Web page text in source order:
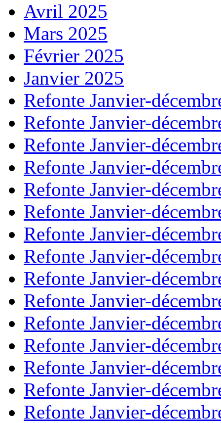
Avril 2025
Mars 2025
Février 2025
Janvier 2025
Refonte Janvier-
Refonte Janvier-
Refonte Janvier-
Refonte Janvier-
Refonte Janvier-
Refonte Janvier-
Refonte Janvier-
Refonte Janvier-
Refonte Janvier-
Refonte Janvier-
Refonte Janvier-
Refonte Janvier-
Refonte Janvier-
Refonte Janvier-
Refonte Janvier-